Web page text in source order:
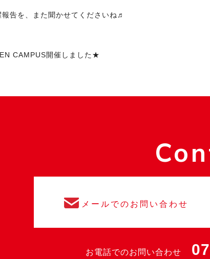
告を、また聞かせてくださいね♬
CAMPUS開催しました★
メールでのお問い合わせ
お電話でのお問い合わせ